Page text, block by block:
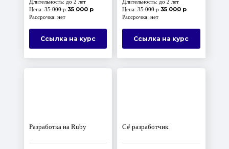
Длительность: до 2 лет
Цена:35 000 р 35 000 р
Рассрочка: нет
Ссылка на курс
Длительность: до 2 лет
Цена: 35 000 р 35 000 р
Рассрочка: нет
Ссылка на курс
Разработка на Ruby C# разработчик